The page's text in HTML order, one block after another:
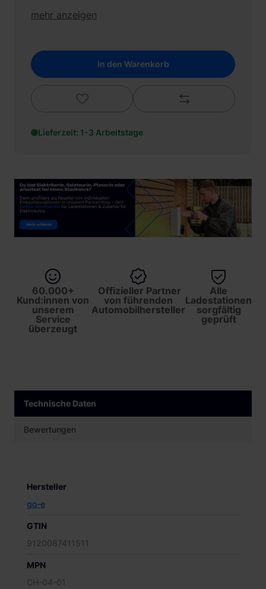
mehr anzeigen
In den Warenkorb
Lieferzeit: 1-3 Arbeitstage
60.000+
Kund:innen von
unserem
Service
überzeugt
Offizieller Partner
von führenden
Automobilhersteller
Alle
Ladestationen
sorgfältig
geprüft
Technische Daten
Bewertungen
Hersteller
go-e
GTIN
9120087411511
MPN
CH-04-01